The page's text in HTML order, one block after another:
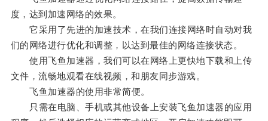
度，达到加速网络的效果。
它采用了先进的加速技术，在我们连接网络时自动对我
们的网络进行优化和调整，以达到最佳的网络连接状态。
使用飞鱼加速器，我们可以在网络上更快地下载和上传
文件，流畅地观看在线视频，和朋友同步游戏。
飞鱼加速器的使用非常简便。
只需在电脑、手机或其他设备上安装飞鱼加速器的应用